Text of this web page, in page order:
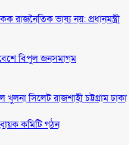
ভাষ্য নয়: প্রধানমন্ত্রী
বিপুল জনসমাগম
খুলনাসিলেটরাজশাহীচট্টগ্রামঢাকা
কমিটি গঠন